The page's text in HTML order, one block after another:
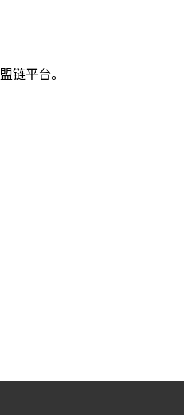
链平台。